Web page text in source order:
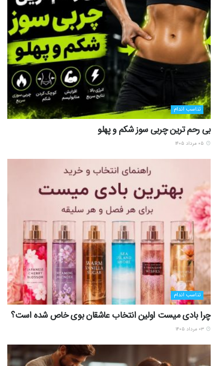
تناسب اندام
بی رحم ترین چربی سوز شکم و پهلو
تناسب اندام
چرا بادی میست اولین انتخاب عاشقان بوی خاص شده است؟